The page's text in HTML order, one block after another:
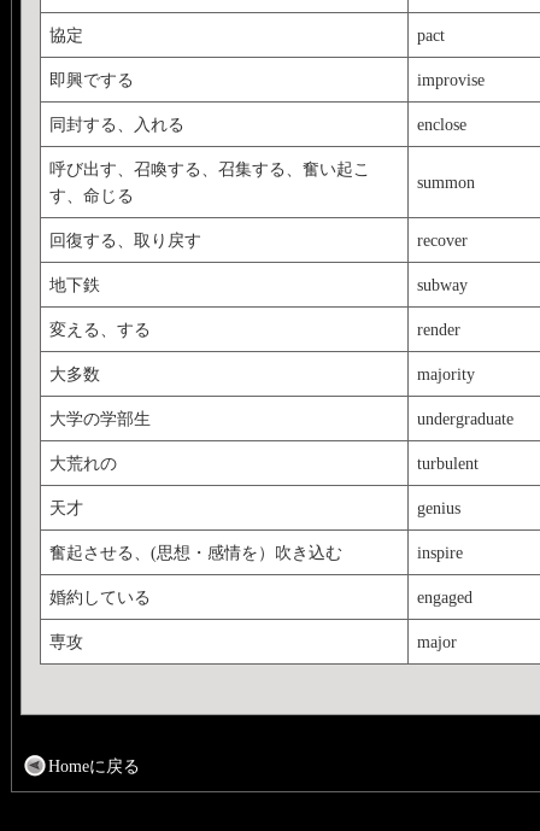
協定 pact
即興でする improvise
同封する、入れる enclose
呼び出す、召喚する、召集する、奮い起こ
す、命じる
summon
回復する、取り戻す recover
地下鉄 subway
変える、する render
大多数 majority
大学の学部生 undergraduate
大荒れの turbulent
天才 genius
奮起させる、(思想・感情を）吹き込む inspire
婚約している engaged
専攻 major
Homeに戻る